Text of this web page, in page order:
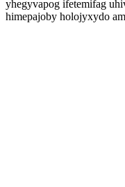
yhegyvapog ifetemifag
himepajoby holojyxydo